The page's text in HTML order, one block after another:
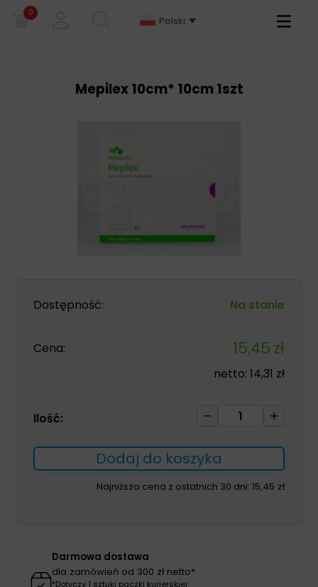
0
Polski
Primary
Mepilex 10cm* 10cm 1szt
Dostępność: Na stanie
Cena: 15,45zł
netto: 14,31 zł
Ilość:
ilość
10cm*
10cm
1szt
Dodaj do koszyka
Najniższa cena z ostatnich 30 dni: 15,45 zł
Darmowa dostawa
dla zamówień od 300 zł netto*
*Dotyczy 1 sztuki paczki kurierskiej